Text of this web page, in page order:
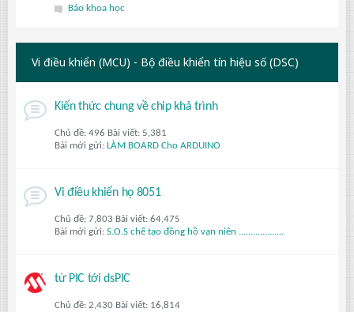
Báo khoa học
Vi điều khiển (MCU) - Bộ điều khiển tín hiệu số (DSC)
Kiến thức chung về chip khả trình
Chủ đề: 496 Bài viết: 5,381
Bài mới gửi: LÀM BOARD Cho ARDUINO
Vi điều khiển họ 8051
Chủ đề: 7,803 Bài viết: 64,475
Bài mới gửi: S.O.S chế tạo đồng hồ vạn niên ...................
từ PIC tới dsPIC
Chủ đề: 2,430 Bài viết: 16,814